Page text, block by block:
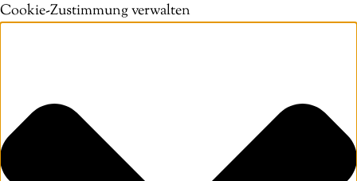
Cookie-Zustimmung verwalten